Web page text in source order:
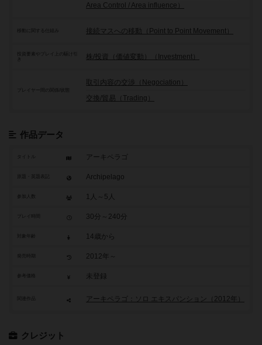
Area Control / Area influence）
移動に関する仕組み 接続マスへの移動（Point to Point Movement）
投資要素やプレイ上の駆け引
き
株/投資（価値変動）（Investment）
プレイヤー間の関係/状態
取引内容の交渉（Negociation）
交換/貿易（Trading）
作品データ
タイトル アーキペラゴ
Archipelago
参加人数 1人～5人
30分～240分
14歳から
2012年～
参考価格 未登録
関連作品 アーキペラゴ：ソロ エキスパンション（2012年）
クレジット